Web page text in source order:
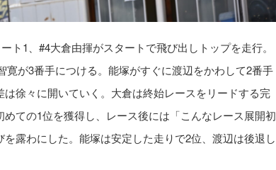
ト1、#4大倉由揮がスタートで飛び出しトップを走行。
寛が3番手につける。能塚がすぐに渡辺をかわして2番手
徐々に開いていく。大倉は終始レースをリードする完
ての1位を獲得し、レース後には「こんなレース展開初
露わにした。能塚は安定した走りで2位、渡辺は後退し